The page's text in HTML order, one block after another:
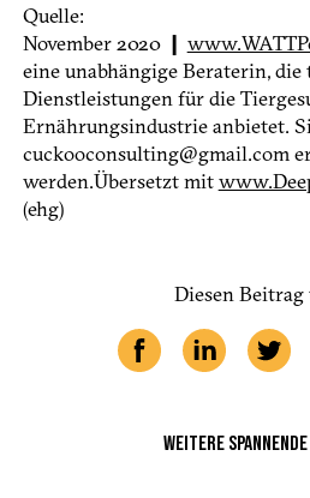
Quelle:
November 2020 ❙
eine unabhängige Beraterin, die
Dienstleistungen für die
Ernährungsindustrie anbietet.
cuckooconsulting@gmail.com
werden.Übersetzt mit
(ehg)
Diesen Beitrag
WEITERE